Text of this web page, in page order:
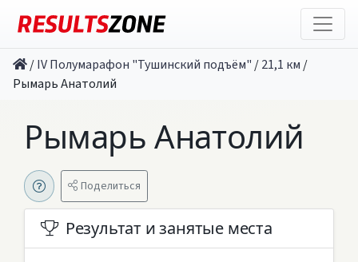
/IV Полумарафон "Тушинский подъём" /21,1 км /
Рымарь Анатолий
Рымарь Анатолий
Поделиться
Результат и занятые места